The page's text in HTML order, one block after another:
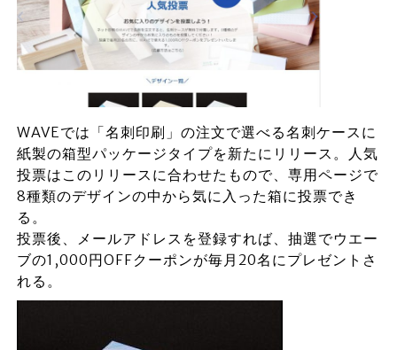
WAVEでは「名刺印刷」の注文で選べる名刺ケースに
紙製の箱型パッケージタイプを新たにリリース。人気
投票はこのリリースに合わせたもので、専用ページで
8種類のデザインの中から気に入った箱に投票でき
る。
投票後、メールアドレスを登録すれば、抽選でウエー
ブの1,000円OFFクーポンが毎月20名にプレゼントさ
れる。